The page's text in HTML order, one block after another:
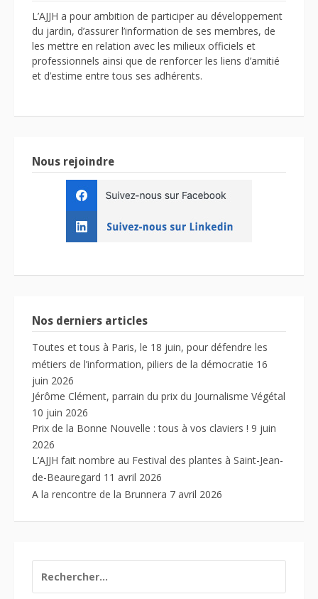
L’AJJH a pour ambition de participer au développement
du jardin, d’assurer l’information de ses membres, de
les mettre en relation avec les milieux officiels et
professionnels ainsi que de renforcer les liens d’amitié
et d’estime entre tous ses adhérents.
Nous rejoindre
Nos derniers articles
Toutes et tous à Paris, le 18 juin, pour défendre les
métiers de l’information, piliers de la démocratie 16
juin 2026
Jérôme Clément, parrain du prix du Journalisme Végétal
10 juin 2026
Prix de la Bonne Nouvelle : tous à vos claviers ! 9 juin
2026
L’AJJH fait nombre au Festival des plantes à Saint-Jean-
de-Beauregard 11 avril 2026
A la rencontre de la Brunnera 7 avril 2026